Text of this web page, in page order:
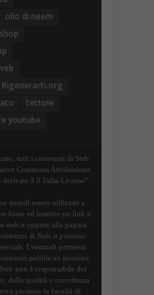
olio di neem
Rigenerarti.org
tettoie
youtube
tutti i contenuti di Steb
Commons Attribuzione
3.0 Italia License".
quindi essere utilizzati a
fonte ed inserire un link o
oppure alla pagina
di Steb.it possono
Eventuali permessi
pubblicati possono
non è responsabile dei
della qualità o correttezza
pertanto la facoltà di